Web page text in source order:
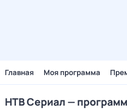
Главная Моя программа
НТВ Сериал —